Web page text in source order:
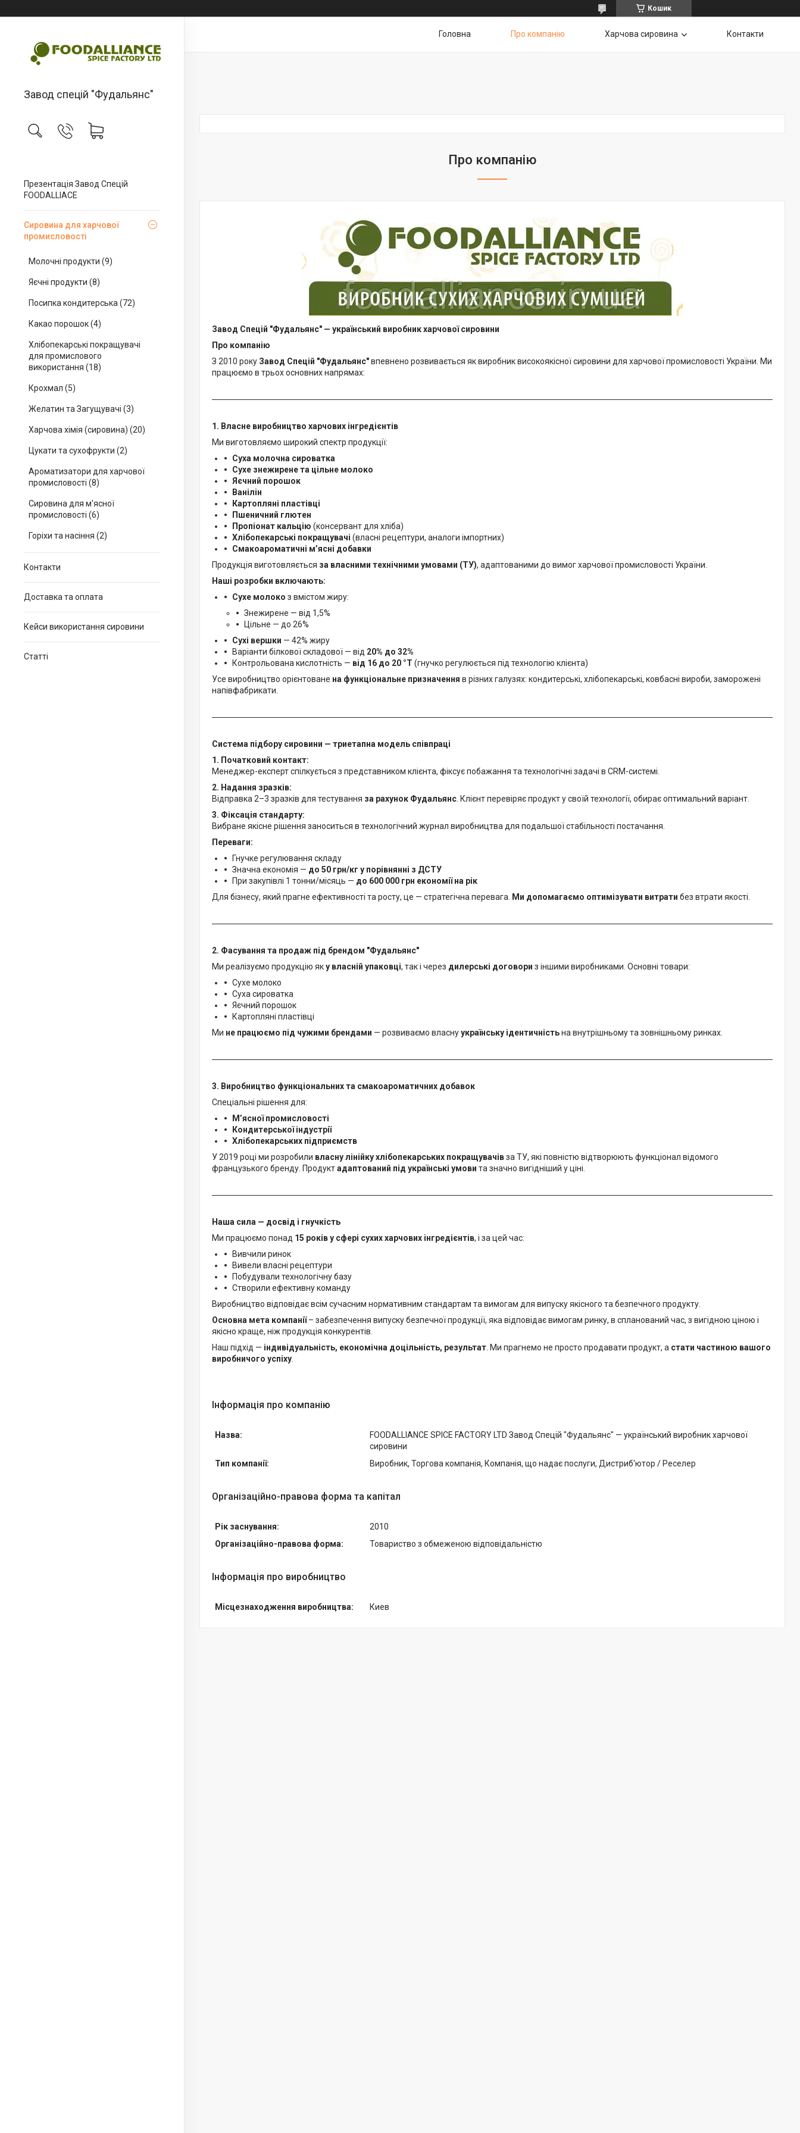
Кошик
Завод спецій "Фудальянс"
Презентація Завод Спецій
FOODALLIACE
Сировина для харчової
промисловості
Молочні продукти (9)
Яєчні продукти (8)
Посипка кондитерська (72)
Какао порошок (4)
Хлібопекарські покращувачі
для промислового
використання (18)
Крохмал (5)
Желатин та Загущувачі (3)
Харчова хімія (сировина) (20)
Цукати та сухофрукти (2)
Ароматизатори для харчової
промисловості (8)
Сировина для м'ясної
промисловості (6)
Горіхи та насіння (2)
Контакти
Доставка та оплата
Кейси використання сировини
Статті
Головна Про компанію Харчова сировина Контакти
Про компанію
Завод Спецій "Фудальянс" — український виробник харчової сировини
Про компанію
З 2010 року Завод Спецій "Фудальянс"впевнено розвивається як виробник високоякісної сировини для харчової промисловості України. Ми
працюємо в трьох основних напрямах:
1. Власне виробництво харчових інгредієнтів
Ми виготовляємо широкий спектр продукції:
Суха молочна сироватка
Сухе знежирене та цільне молоко
Яєчний порошок
Ванілін
Картопляні пластівці
Пшеничний глютен
Пропіонат кальцію (консервант для хліба)
Хлібопекарські покращувачі (власні рецептури, аналоги імпортних)
Смакоароматичні м’ясні добавки
Продукція виготовляється за власними технічними умовами (ТУ), адаптованими до вимог харчової промисловості України.
Наші розробки включають:
Сухе молоко з вмістом жиру:
Знежирене — від 1,5%
Цільне — до 26%
Сухі вершки — 42% жиру
Варіанти білкової складової — від 20% до 32%
Контрольована кислотність — від 16 до 20 °Т (гнучко регулюється під технологію клієнта)
Усе виробництво орієнтоване на функціональне призначення в різних галузях: кондитерські, хлібопекарські, ковбасні вироби, заморожені
напівфабрикати.
Система підбору сировини — триетапна модель співпраці
1. Початковий контакт:
Менеджер-експерт спілкується з представником клієнта, фіксує побажання та технологічні задачі в CRM-системі.
2. Надання зразків:
Відправка 2–3 зразків для тестування за рахунок Фудальянс . Клієнт перевіряє продукт у своїй технології, обирає оптимальний варіант.
3. Фіксація стандарту:
Вибране якісне рішення заноситься в технологічний журнал виробництва для подальшої стабільності постачання.
Переваги:
Гнучке регулювання складу
Значна економія — до 50 грн/кг у порівнянні з ДСТУ
При закупівлі 1 тонни/місяць — до 600 000 грн економії на рік
Для бізнесу, який прагне ефективності та росту, це — стратегічна перевага.
Ми допомагаємо оптимізувати витрати без втрати якості.
2. Фасування та продаж під брендом "Фудальянс"
Ми реалізуємо продукцію яку власній упаковці, так і через дилерські договори з іншими виробниками. Основні товари:
Сухе молоко
Суха сироватка
Яєчний порошок
Картопляні пластівці
Ми не працюємо під чужими брендами — розвиваємо власнуукраїнську ідентичністьна внутрішньому та зовнішньому ринках.
3. Виробництво функціональних та смакоароматичних добавок
Спеціальні рішення для:
М’ясної промисловості
Кондитерської індустрії
Хлібопекарських підприємств
У 2019 році ми розробили власну лінійку хлібопекарських покращувачівза ТУ, які повністю відтворюють функціонал відомого
французького бренду. Продуктадаптований під українські умови та значно вигідніший у ціні.
Наша сила — досвід і гнучкість
Ми працюємо понад 15 років у сфері сухих харчових інгредієнтів, і за цей час:
Вивчили ринок
Вивели власні рецептури
Побудували технологічну базу
Створили ефективну команду
Виробництво відповідає всім сучасним нормативним стандартам та вимогам для випуску якісного та безпечного продукту.
Основна мета компанії– забезпечення випуску безпечної продукції, яка відповідає вимогам ринку, в спланований час, з вигідною ціною і
якісно краще, ніж продукція конкурентів.
Наш підхід — індивідуальність, економічна доцільність, результат . Ми прагнемо не просто продавати продукт, а стати частиною вашого
виробничого успіху
Інформація про компанію
Назва:
FOODALLIANCE SPICE FACTORY LTD Завод Спецій "Фудальянс" — український виробник харчової
сировини
Тип компанії:
Виробник, Торгова компанія, Компанія, що надає послуги, Дистриб'ютор / Реселер
Організаційно-правова форма та капітал
Рік заснування:
2010
Організаційно-правова форма:
Товариство з обмеженою відповідальністю
Інформація про виробництво
Місцезнаходження виробництва: Киев